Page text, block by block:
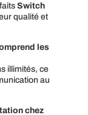
Switch
qualité et
les
illimités, ce
au
chez